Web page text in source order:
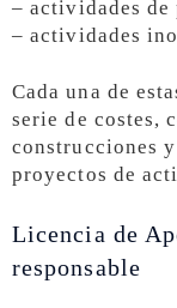
– actividades
– actividades
Cada una de
serie de costes,
construcciones
proyectos de
Licencia de
responsable